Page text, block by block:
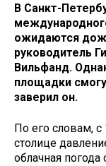
В Санкт-
ожидаются
руководитель
Вильфанд.
площадки
заверил он.
По его словам,
столице
облачная